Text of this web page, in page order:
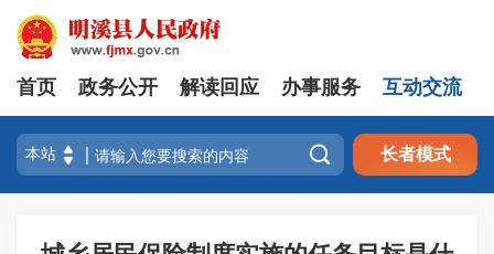
首页 政务公开 解读回应 办事服务 互动交流
 长者模式